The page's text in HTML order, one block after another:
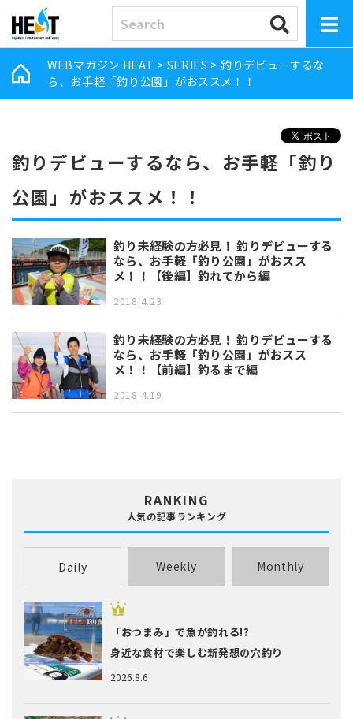
WEBマガジン HEAT > SERIES > 釣りデビューするな
ら、お手軽「釣り公園」がおススメ！！
釣りデビューするなら、お手軽「釣り
公園」がおススメ！！
釣り未経験の方必見！ 釣りデビューする
なら、お手軽「釣り公園」がおスス
メ！！【後編】釣れてから編
2018.4.23
釣り未経験の方必見！ 釣りデビューする
なら、お手軽「釣り公園」がおスス
メ！！【前編】釣るまで編
2018.4.19
RANKING
人気の記事ランキング
Daily Weekly Monthly
2026.8.6
「おつまみ」で魚が釣れる!?
身近な食材で楽しむ新発想の穴釣り